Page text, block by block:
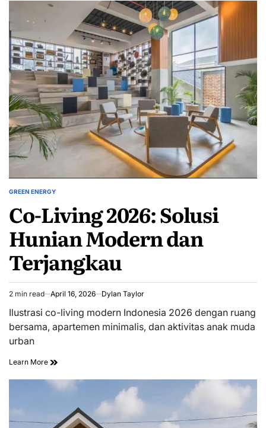
POSTED
GREEN ENERGY
Co-Living 2026: Solusi
Hunian Modern dan
Terjangkau
Estimated
read
time
2 min read April 16, 2026 Dylan Taylor
Ilustrasi co-living modern Indonesia 2026 dengan ruang
bersama, apartemen minimalis, dan aktivitas anak muda
urban
Learn More